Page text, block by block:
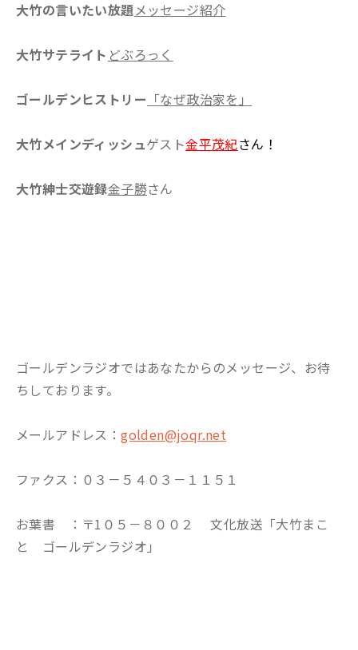
大竹の言いたい放題メッセージ紹介
大竹サテライト どぶろっく
ゴールデンヒストリー 「なぜ政治家を」
大竹メインディッシュゲスト金平茂紀さん！
大竹紳士交遊録金子勝さん
ゴールデンラジオではあなたからのメッセージ、お待
ちしております。
メールアドレス：golden@joqr.net
ファクス：０３－５４０３－１１５１
お葉書 ：〒1０５－８００２ 文化放送「大竹まこ
と ゴールデンラジオ」